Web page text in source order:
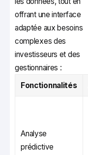
offrant une interface
adaptée aux besoins
complexes des
investisseurs et des
gestionnaires :
Fonctionnalités
Analyse
prédictive